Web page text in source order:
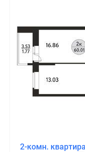
2-комн.